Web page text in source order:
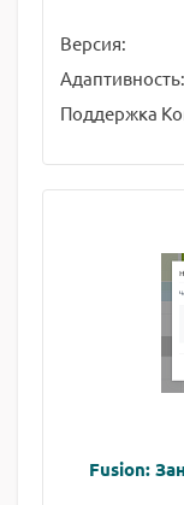
Версия:
Адаптивность:
Поддержка
Fusion: